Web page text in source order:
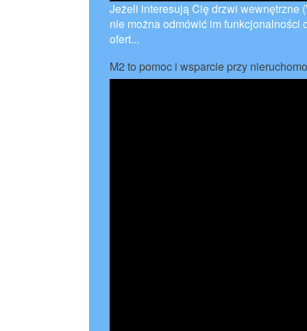
Jeżeli interesują Cię drzwi wewnętrzne
nie można odmówić im
ofert...
M2 to pomoc i wsparcie przy